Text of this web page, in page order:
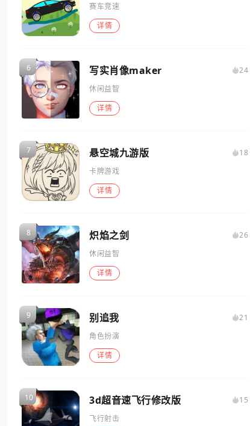
赛车竞速
详情
写实肖像maker
24
休闲益智
详情
悬空城九游版
18
卡牌游戏
详情
炽焰之剑
26
休闲益智
详情
别追我
21
角色扮演
详情
3d超音速飞行修改版
15
飞行射击